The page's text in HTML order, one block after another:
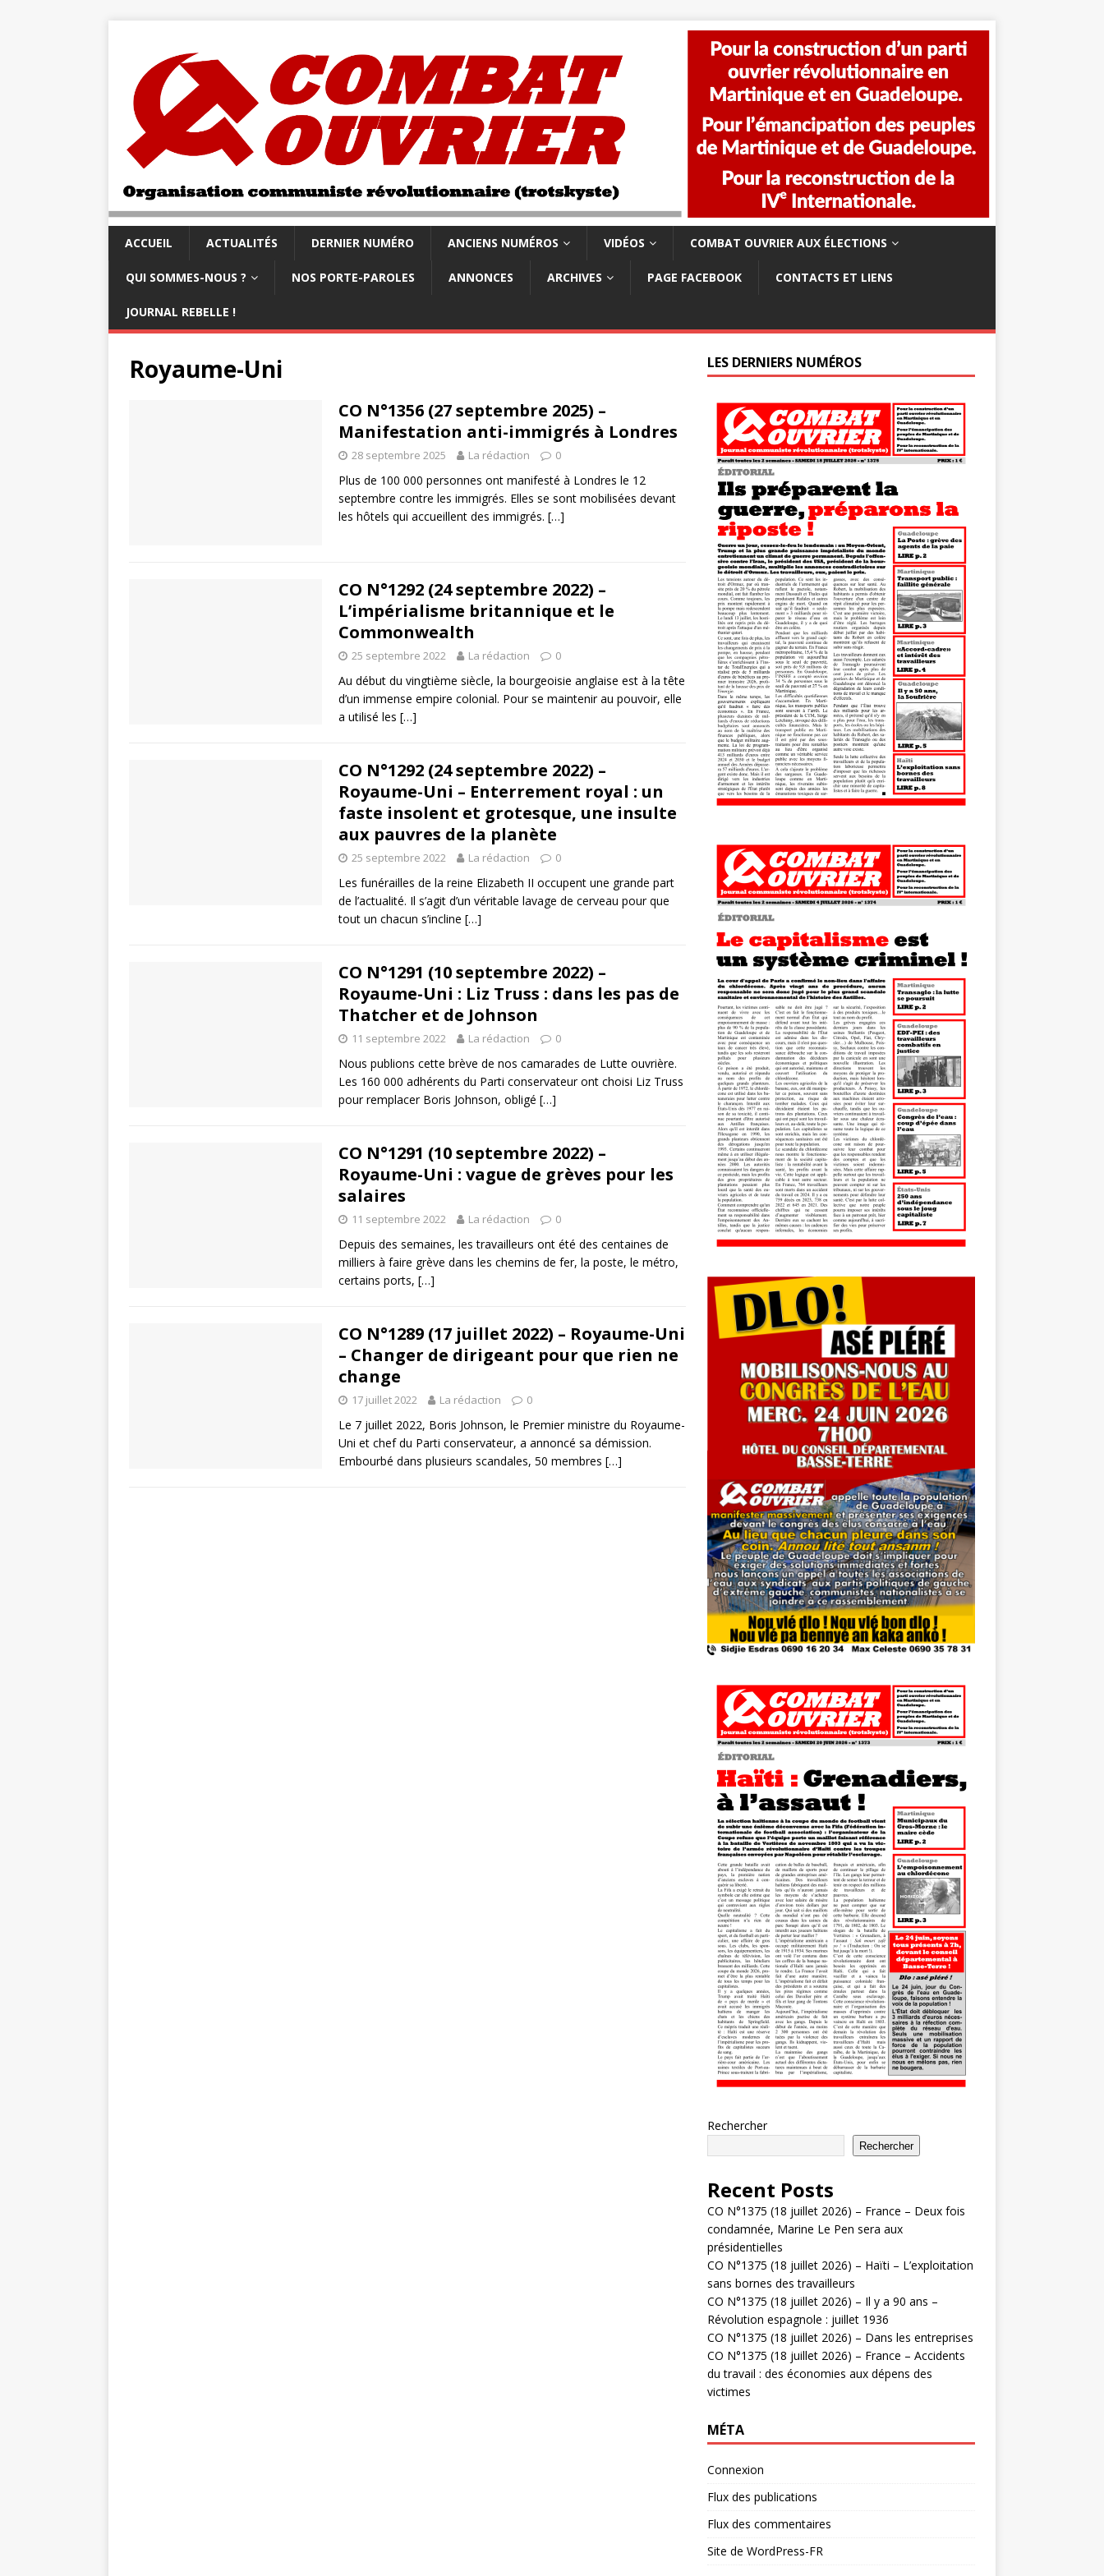
ACCUEIL ACTUALITÉS DERNIER NUMÉRO ANCIENS NUMÉROS VIDÉOS COMBAT OUVRIER AUX ÉLECTIONS
QUI SOMMES-NOUS ? NOS PORTE-PAROLES ANNONCES ARCHIVES PAGE FACEBOOK CONTACTS ET LIENS
JOURNAL REBELLE !
Royaume-Uni
CO N°1356 (27 septembre 2025) –
Manifestation anti-immigrés à Londres
28 septembre 2025 La rédaction 0
Plus de 100 000 personnes ont manifesté à Londres le 12
septembre contre les immigrés. Elles se sont mobilisées devant
les hôtels qui accueillent des immigrés. […]
CO N°1292 (24 septembre 2022) –
L’impérialisme britannique et le
Commonwealth
25 septembre 2022 La rédaction 0
Au début du vingtième siècle, la bourgeoisie anglaise est à la tête
d’un immense empire colonial. Pour se maintenir au pouvoir, elle
a utilisé les […]
CO N°1292 (24 septembre 2022) –
Royaume-Uni – Enterrement royal : un
faste insolent et grotesque, une insulte
aux pauvres de la planète
25 septembre 2022 La rédaction 0
Les funérailles de la reine Elizabeth II occupent une grande part
de l’actualité. Il s’agit d’un véritable lavage de cerveau pour que
tout un chacun s’incline […]
CO N°1291 (10 septembre 2022) –
Royaume-Uni : Liz Truss : dans les pas de
Thatcher et de Johnson
11 septembre 2022 La rédaction 0
Nous publions cette brève de nos camarades de Lutte ouvrière.
Les 160 000 adhérents du Parti conservateur ont choisi Liz Truss
pour remplacer Boris Johnson, obligé […]
CO N°1291 (10 septembre 2022) –
Royaume-Uni : vague de grèves pour les
salaires
11 septembre 2022 La rédaction 0
Depuis des semaines, les travailleurs ont été des centaines de
milliers à faire grève dans les chemins de fer, la poste, le métro,
certains ports, […]
CO N°1289 (17 juillet 2022) – Royaume-Uni
– Changer de dirigeant pour que rien ne
change
17 juillet 2022 La rédaction 0
Le 7 juillet 2022, Boris Johnson, le Premier ministre du Royaume-
Uni et chef du Parti conservateur, a annoncé sa démission.
Embourbé dans plusieurs scandales, 50 membres […]
LES DERNIERS NUMÉROS
Rechercher
Rechercher
Recent Posts
CO N°1375 (18 juillet 2026) – France – Deux fois
condamnée, Marine Le Pen sera aux
présidentielles
CO N°1375 (18 juillet 2026) – Haïti – L’exploitation
sans bornes des travailleurs
CO N°1375 (18 juillet 2026) – Il y a 90 ans –
Révolution espagnole : juillet 1936
CO N°1375 (18 juillet 2026) – Dans les entreprises
CO N°1375 (18 juillet 2026) – France – Accidents
du travail : des économies aux dépens des
victimes
MÉTA
Connexion
Flux des publications
Flux des commentaires
Site de WordPress-FR